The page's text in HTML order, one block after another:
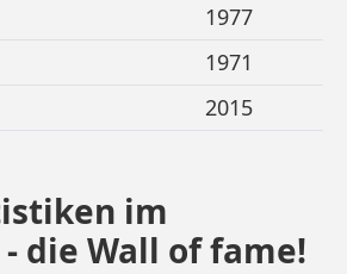
1977
1971
2015
im
die Wall of fame!